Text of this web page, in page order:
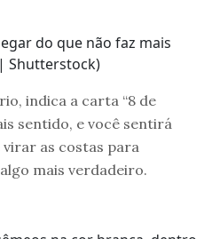
do que não faz mais
Shutterstock)
indica a carta “8 de
sentido, e você sentirá
virar as costas para
mais verdadeiro.